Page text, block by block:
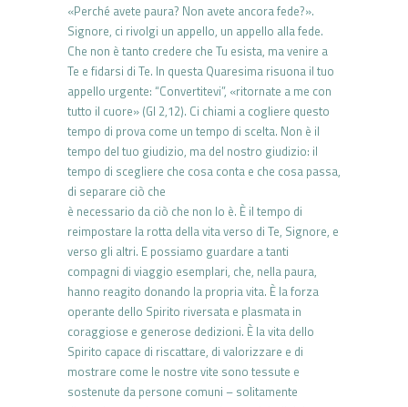
«Perché avete paura? Non avete ancora fede?».
Signore, ci rivolgi un appello, un appello alla fede.
Che non è tanto credere che Tu esista, ma venire a
Te e fidarsi di Te. In questa Quaresima risuona il tuo
appello urgente: “Convertitevi”, «ritornate a me con
tutto il cuore» (Gl 2,12). Ci chiami a cogliere questo
tempo di prova come un tempo di scelta. Non è il
tempo del tuo giudizio, ma del nostro giudizio: il
tempo di scegliere che cosa conta e che cosa passa,
di separare ciò che
è necessario da ciò che non lo è. È il tempo di
reimpostare la rotta della vita verso di Te, Signore, e
verso gli altri. E possiamo guardare a tanti
compagni di viaggio esemplari, che, nella paura,
hanno reagito donando la propria vita. È la forza
operante dello Spirito riversata e plasmata in
coraggiose e generose dedizioni. È la vita dello
Spirito capace di riscattare, di valorizzare e di
mostrare come le nostre vite sono tessute e
sostenute da persone comuni – solitamente